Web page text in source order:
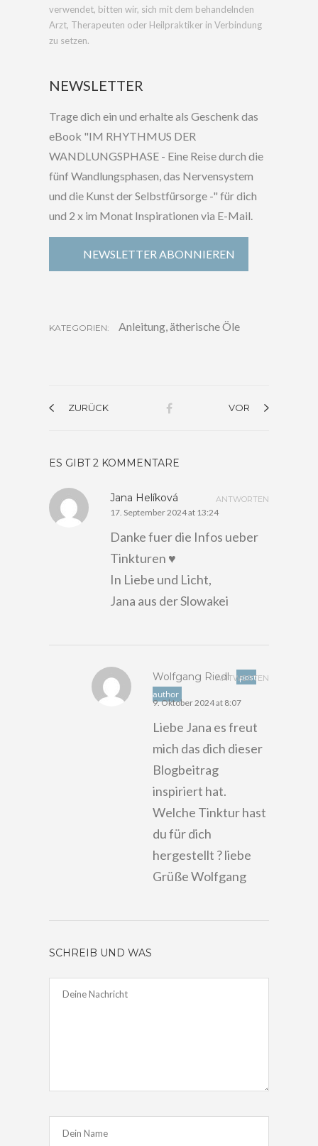
verwendet, bitten wir, sich mit dem behandelnden
Arzt, Therapeuten oder Heilpraktiker in Verbindung
zu setzen.
NEWSLETTER
Trage dich ein und erhalte als Geschenk das
eBook "IM RHYTHMUS DER
WANDLUNGSPHASE - Eine Reise durch die
fünf Wandlungsphasen, das Nervensystem
und die Kunst der Selbstfürsorge -" für dich
und 2 x im Monat Inspirationen via E-Mail.
NEWSLETTER ABONNIEREN
KATEGORIEN: Anleitung,ätherische Öle
ZURÜCK VOR
ES GIBT 2 KOMMENTARE
ANTWORTEN
Jana Helíková
17. September 2024 at 13:24
Danke fuer die Infos ueber
Tinkturen ♥️
In Liebe und Licht,
Jana aus der Slowakei
ANTWORTEN
Wolfgang Riedl
post
author
9. Oktober 2024 at 8:07
Liebe Jana es freut
mich das dich dieser
Blogbeitrag
inspiriert hat.
Welche Tinktur hast
du für dich
hergestellt ? liebe
Grüße Wolfgang
SCHREIB UND WAS